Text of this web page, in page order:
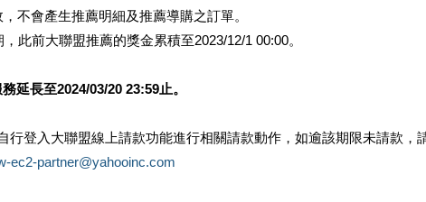
不會產生推薦明細及推薦導購之訂單。
此前大聯盟推薦的獎金累積至2023/12/1 00:00。
延長至2024/03/20 23:59止。
行登入大聯盟線上請款功能進行相關請款動作，如逾該期限未請款，
ec2-partner@yahooinc.com